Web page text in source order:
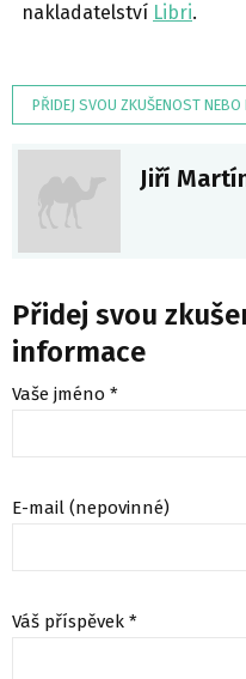
nakladatelství Libri.
PŘIDEJ SVOU ZKUŠENOST NEBO
Jiří
Přidej svou
informace
Vaše jméno *
E-mail (nepovinné)
Váš příspěvek *